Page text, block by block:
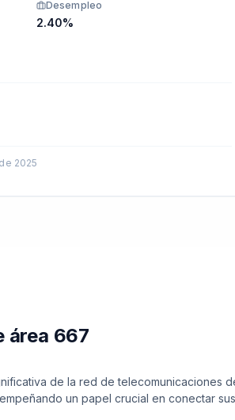
Desempleo
2.40%
2025
área 667
de la red de telecomunicaciones
un papel crucial en conectar